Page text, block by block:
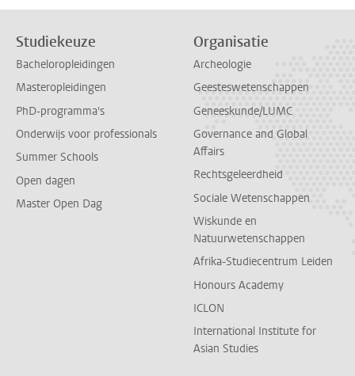
Studiekeuze
Bacheloropleidingen
Masteropleidingen
PhD-programma's
Onderwijs voor professionals
Summer Schools
Open dagen
Master Open Dag
Organisatie
Archeologie
Geesteswetenschappen
Geneeskunde/LUMC
Governance and Global
Affairs
Rechtsgeleerdheid
Sociale Wetenschappen
Wiskunde en
Natuurwetenschappen
Afrika-Studiecentrum Leiden
Honours Academy
ICLON
International Institute for
Asian Studies